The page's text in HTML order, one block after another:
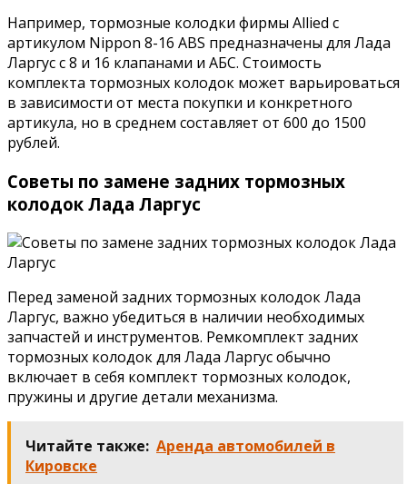
Например, тормозные колодки фирмы Allied с
артикулом Nippon 8-16 ABS предназначены для Лада
Ларгус с 8 и 16 клапанами и АБС. Стоимость
комплекта тормозных колодок может варьироваться
в зависимости от места покупки и конкретного
артикула, но в среднем составляет от 600 до 1500
рублей.
Советы по замене задних тормозных
колодок Лада Ларгус
Перед заменой задних тормозных колодок Лада
Ларгус, важно убедиться в наличии необходимых
запчастей и инструментов. Ремкомплект задних
тормозных колодок для Лада Ларгус обычно
включает в себя комплект тормозных колодок,
пружины и другие детали механизма.
Читайте также: Аренда автомобилей в
Кировске